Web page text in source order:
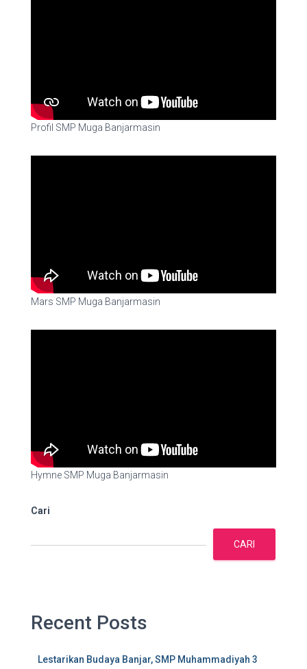
Profil SMP Muga Banjarmasin
Mars SMP Muga Banjarmasin
Hymne SMP Muga Banjarmasin
Cari
CARI
Recent Posts
Lestarikan Budaya Banjar, SMP Muhammadiyah 3